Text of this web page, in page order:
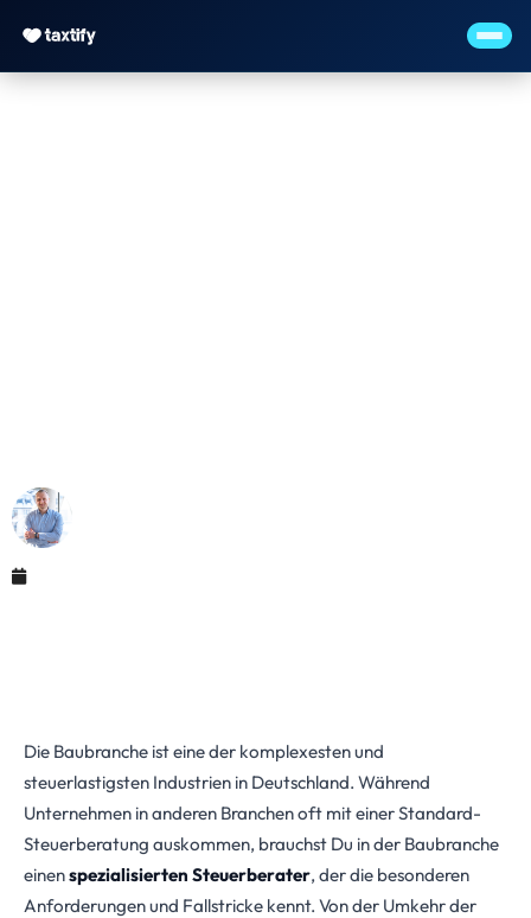
Die Baubranche ist eine der komplexesten und
steuerlastigsten Industrien in Deutschland. Während
Unternehmen in anderen Branchen oft mit einer Standard-
Steuerberatung auskommen, brauchst Du in der Baubranche
einenspezialisierten Steuerberater, der die besonderen
Anforderungen und Fallstricke kennt. Von der Umkehr der